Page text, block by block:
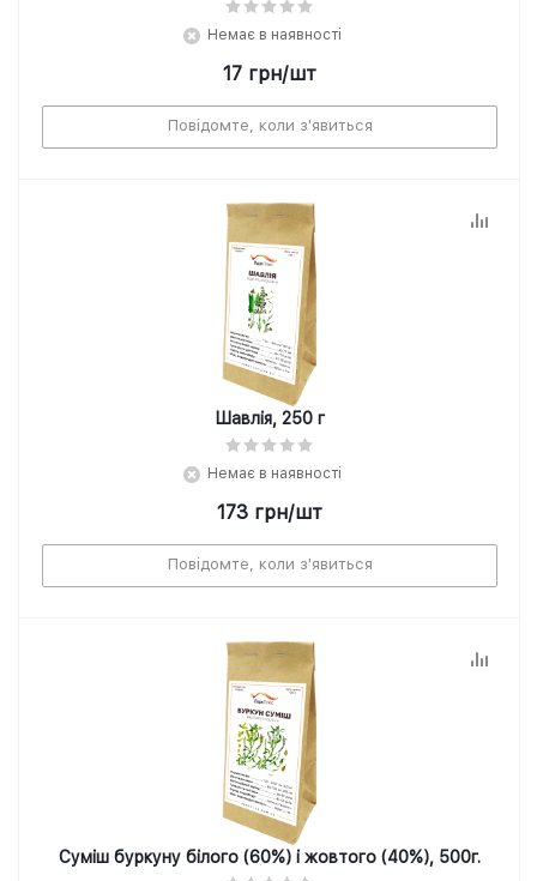
Немає в наявності
17 грн/шт
Повідомте, коли з'явиться
Шавлія, 250 г
Немає в наявності
173 грн/шт
Повідомте, коли з'явиться
Суміш буркуну білого (60%) і жовтого (40%), 500г.